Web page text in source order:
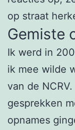
op straat
Gemiste
Ik werd in
ik mee wilde
van de
gesprekken
opnames